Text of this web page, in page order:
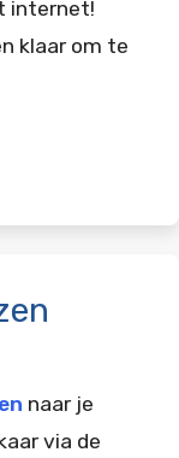
internet!
klaar om te
naar je
via de